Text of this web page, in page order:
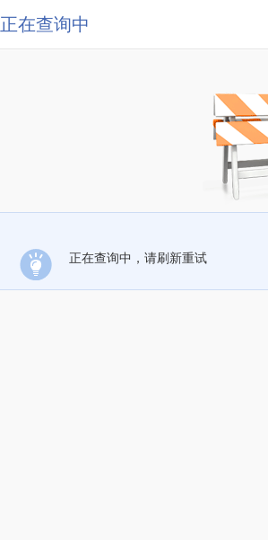
正在查询中
正在查询中，请刷新重试